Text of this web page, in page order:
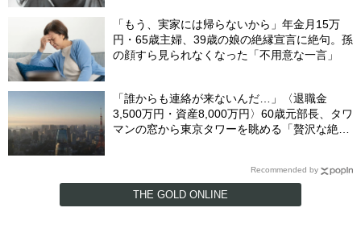
「もう、実家には帰らないから」年金月15万
円・65歳主婦、39歳の娘の絶縁宣言に絶句。孫
の顔すら見られなくなった「不用意な一言」
「誰からも連絡が来ないんだ…」〈退職金
3,500万円・資産8,000万円〉60歳元部長、タワ
マンの窓から東京タワーを眺める「贅沢な絶
Recommended by
THE GOLD ONLINE